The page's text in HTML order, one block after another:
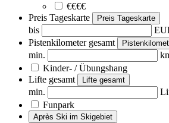
€€€€
Preis Tageskarte
Preis Tageskarte
bis
Pistenkilometer gesamt
min.
Kinder- / Übungshang
Lifte gesamt
Lifte gesamt
min.
Funpark
Après Ski im Skigebiet